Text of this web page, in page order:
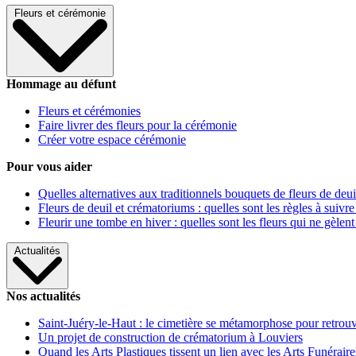
Fleurs et cérémonie
Hommage au défunt
Fleurs et cérémonies
Faire livrer des fleurs pour la cérémonie
Créer votre espace cérémonie
Pour vous aider
Quelles alternatives aux traditionnels bouquets de fleurs de
Fleurs de deuil et crématoriums : quelles sont les règles à
Fleurir une tombe en hiver : quelles sont les fleurs qui ne gèlent
Actualités
Nos actualités
Saint-Juéry-le-Haut : le cimetière se métamorphose pour
Un projet de construction de crématorium à Louviers
Quand les Arts Plastiques tissent un lien avec les Arts